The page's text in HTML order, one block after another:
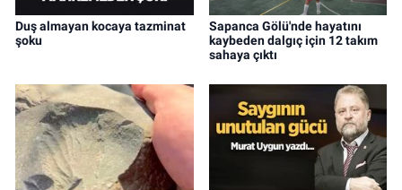
Duş almayan kocaya tazminat
şoku
Sapanca Gölü'nde hayatını
kaybeden dalgıç için 12 takım
sahaya çıktı